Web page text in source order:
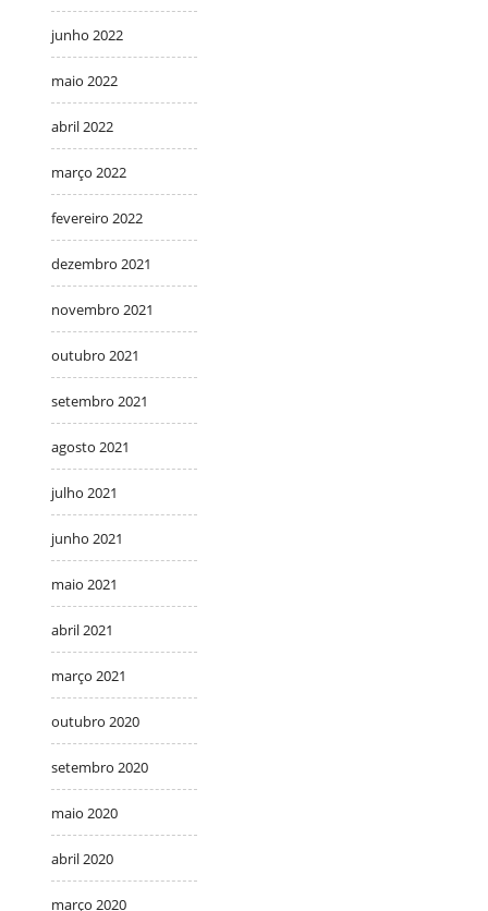
junho 2022
maio 2022
abril 2022
março 2022
fevereiro 2022
dezembro 2021
novembro 2021
outubro 2021
setembro 2021
agosto 2021
julho 2021
junho 2021
maio 2021
abril 2021
março 2021
outubro 2020
setembro 2020
maio 2020
abril 2020
março 2020